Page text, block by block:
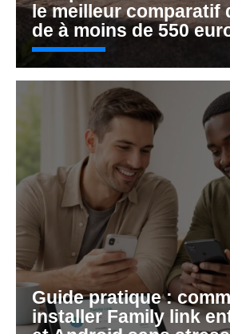
le meilleur comparatif
de à moins de 550
Guide pratique :
installer Family link